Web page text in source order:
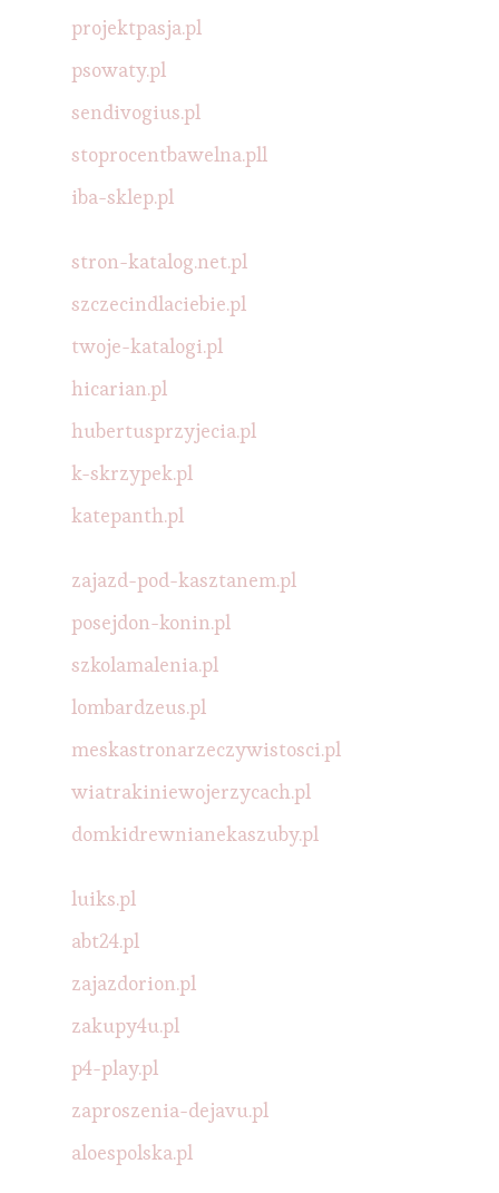
projektpasja.pl
psowaty.pl
sendivogius.pl
stoprocentbawelna.pll
iba-sklep.pl
stron-katalog.net.pl
szczecindlaciebie.pl
twoje-katalogi.pl
hicarian.pl
hubertusprzyjecia.pl
k-skrzypek.pl
katepanth.pl
zajazd-pod-kasztanem.pl
posejdon-konin.pl
szkolamalenia.pl
lombardzeus.pl
meskastronarzeczywistosci.pl
wiatrakiniewojerzycach.pl
domkidrewnianekaszuby.pl
luiks.pl
abt24.pl
zajazdorion.pl
zakupy4u.pl
p4-play.pl
zaproszenia-dejavu.pl
aloespolska.pl